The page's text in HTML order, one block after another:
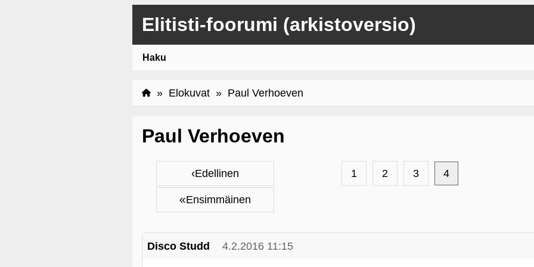
Elitisti-foorumi (arkistoversio)
Haku
» Elokuvat » Paul Verhoeven
Paul Verhoeven
‹Edellinen
«Ensimmäinen
1 2 3 4
Disco Studd 4.2.2016 11:15